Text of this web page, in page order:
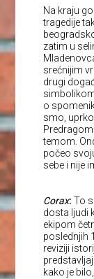
Na kraju
tragedije
zatim u
srećnijim
drugi
o
smo,
temom.
počeo
sebe i nije
Corax:To
dosta ljudi
ekipom
poslednjih
reviziji
kako je